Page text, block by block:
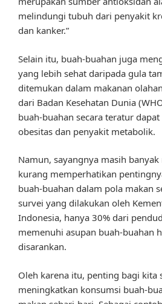
melindungi tubuh dari penyakit
dan kanker.”
Selain itu, buah-buahan juga
yang lebih sehat daripada gula
ditemukan dalam makanan
dari Badan Kesehatan Dunia
buah-buahan secara teratur
obesitas dan penyakit metabolik.
Namun, sayangnya masih
kurang memperhatikan
buah-buahan dalam pola makan
survei yang dilakukan oleh
Indonesia, hanya 30% dari
memenuhi asupan buah-buahan
disarankan.
Oleh karena itu, penting bagi kita
meningkatkan konsumsi buah-